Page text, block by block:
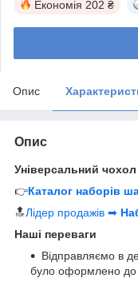
Економія 202 ₴
Опис
Опис
Універсальний
👉Каталог наборів
🔝Лідер продажів ➡
Наші переваги
Відправляємо в
було оформлено до